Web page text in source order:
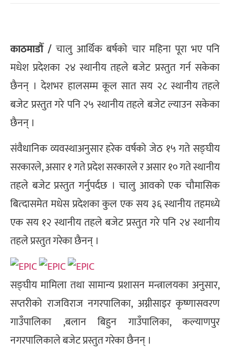
काठमाडौँ /चालु आर्थिक बर्षको चार महिना पूरा भए पनि
मधेश प्रदेशका २४ स्थानीय तहले बजेट प्रस्तुत गर्न सकेका
छैनन् । देशभर हालसम्म कूल सात सय २८ स्थानीय तहले
बजेट प्रस्तुत गरे पनि २५ स्थानीय तहले बजेट ल्याउन सकेका
छैनन् ।
संवैधानिक व्यवस्थाअनुसार हरेक वर्षको जेठ १५ गते सङ्घीय
सरकारले, असार १ गते प्रदेश सरकारले र असार १० गते स्थानीय
तहले बजेट प्रस्तुत गर्नुपर्दछ । चालु आवको एक चौमासिक
बित्दासमेत मधेस प्रदेशका कुल एक सय ३६ स्थानीय तहमध्ये
एक सय १२ स्थानीय तहले बजेट प्रस्तुत गरे पनि २४ स्थानीय
तहले प्रस्तुत गरेका छैनन् ।
सङ्घीय मामिला तथा सामान्य प्रशासन मन्त्रालयका अनुसार,
सप्तरीको राजविराज नगरपालिका, अग्नीसाइर कृष्णासवरण
गाउँपालिका ,बलान बिहुन गाउँपालिका, कल्याणपुर
नगरपालिकाले बजेट प्रस्तुत गरेका छैनन् ।